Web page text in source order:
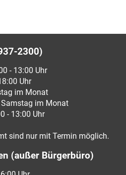
2300)
- 13:00 Uhr
Uhr
im Monat
Samstag im Monat
- 13:00 Uhr
sind nur mit Termin möglich.
(außer Bürgerbüro)